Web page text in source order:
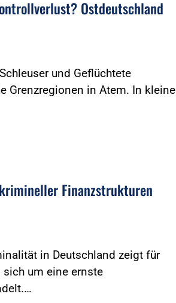
Ostdeutschland
und Geflüchtete
Grenzregionen in Atem. In kleine
Finanzstrukturen
in Deutschland zeigt für
um eine ernste